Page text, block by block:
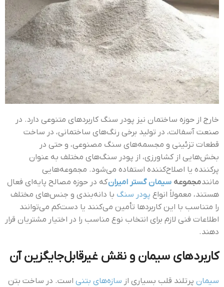
خارج از حوزه ساختمان نیز پودر سنگ کاربردهای متنوعی دارد. در
صنعت آسفالت، در تولید برخی رنگ‌های ساختمانی، در ساخت
قطعات تزئینی و مجسمه‌های سنگ مصنوعی، و حتی در
بخش‌هایی از کشاورزی، از پودر سنگ‌های مختلف به عنوان
پرکننده یا اصلاح‌کننده استفاده می‌شود. مجموعه‌هایی
مانندمجموعه سیمان گستر امیرانکه در حوزه مصالح پایه‌ای فعال
هستند، معمولاً انواع پودر سنگ با دانه‌بندی و جنس‌های مختلف
را متناسب با این کاربردها تأمین می‌کنند یا دست‌کم می‌توانند
اطلاعات فنی لازم برای انتخاب نوع مناسب را در اختیار مشتریان قرار
دهند.
کاربردهای سیمان و نقش غیرقابل‌جایگزین آن
سیمان پرتلند قلب بسیاری از سازه‌های بتنی است. در ساخت بتن